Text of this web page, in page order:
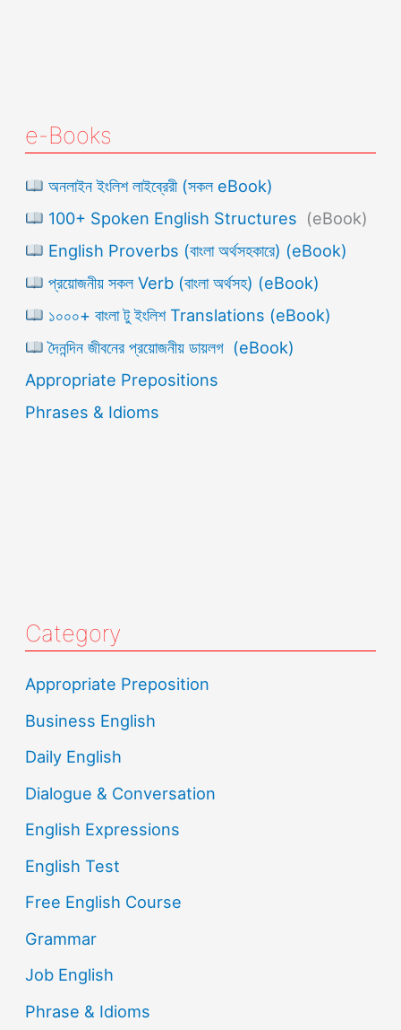
e-Books
অনলাইন ইংলিশ লাইব্রেরী (সকল eBook)
100+ Spoken English Structures (eBook)
English Proverbs (বাংলা অর্থসহকারে) (eBook)
প্রয়োজনীয় সকল Verb (বাংলা অর্থসহ) (eBook)
১০০০+ বাংলা টু ইংলিশ Translations (eBook)
দৈনন্দিন জীবনের প্রয়োজনীয় ডায়লগ (eBook)
Appropriate Prepositions
Phrases & Idioms
Category
Appropriate Preposition
Business English
Daily English
Dialogue & Conversation
English Expressions
English Test
Free English Course
Grammar
Job English
Phrase & Idioms